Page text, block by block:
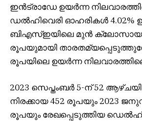
ഇൻട്രാഡേ ഉയർന്ന
ഡൽഹിവെരി ഓഹരികൾ 4.02%
ബി‌എസ്‌ഇയിലെ മുൻ ക്ലോസായ
രൂപയുമായി
രൂപയിലെ ഉയർന്ന
2023 സെപ്തംബർ 5-ന് 52
നിരക്കായ 452 രൂപയും 2023
രൂപയും രേഖപ്പെടുത്തിയ